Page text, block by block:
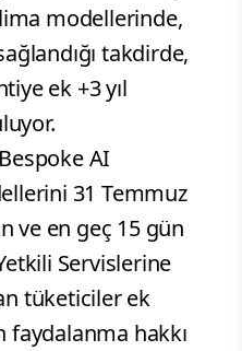
modellerinde,
takdirde,
ek +3 yıl
AI
31 Temmuz
ve en geç 15 gün
Servislerine
tüketiciler ek
faydalanma hakkı